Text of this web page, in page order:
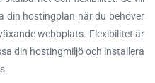
din hostingplan när du behöver
webbplats. Flexibilitet är
din hostingmiljö och installera